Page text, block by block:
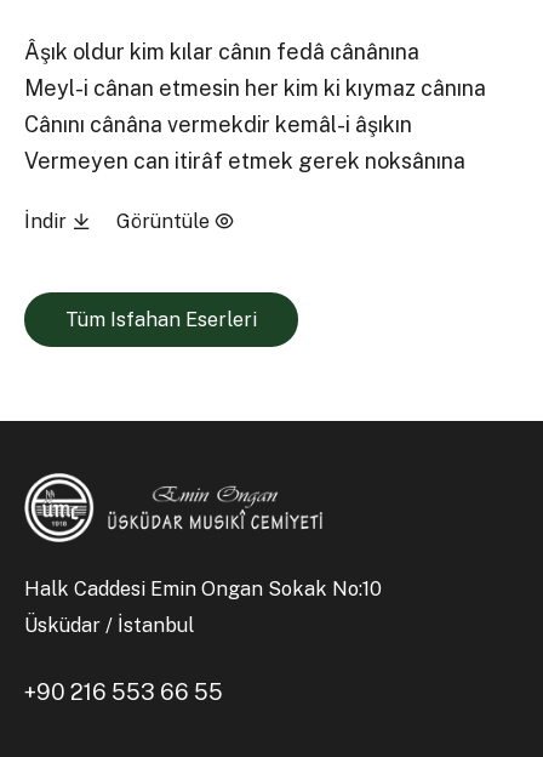
Âşık oldur kim kılar cânın fedâ cânânına
Meyl-i cânan etmesin her kim ki kıymaz cânına
Cânını cânâna vermekdir kemâl-i âşıkın
Vermeyen can itirâf etmek gerek noksânına
İndir Görüntüle
Tüm Isfahan Eserleri
Halk Caddesi Emin Ongan Sokak No:10
Üsküdar / İstanbul
+90 216 553 66 55